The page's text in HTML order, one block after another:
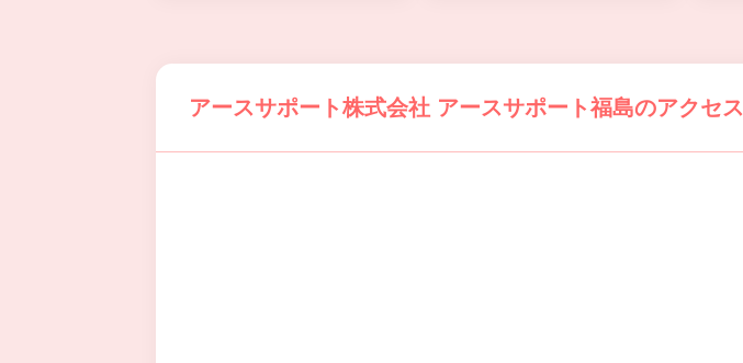
アースサポート株式会社 アースサポート福島のアクセス